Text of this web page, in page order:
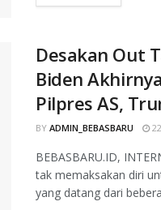
Desakan Out
Biden
Pilpres AS,
BY ADMIN_BEBASBARU
BEBASBARU.ID,
tak memaksakan diri
yang datang dari